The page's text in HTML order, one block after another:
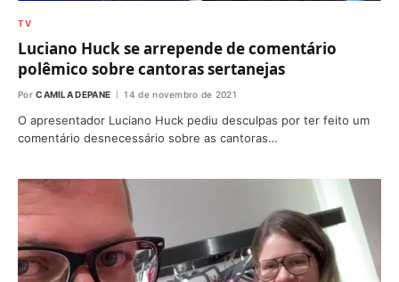
TV
Luciano Huck se arrepende de comentário
polêmico sobre cantoras sertanejas
Por CAMILA DEPANE 14 de novembro de 2021
O apresentador Luciano Huck pediu desculpas por ter feito um
comentário desnecessário sobre as cantoras…